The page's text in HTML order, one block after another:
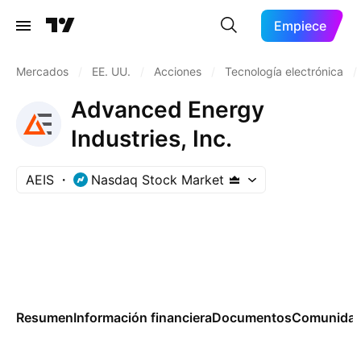
Empiece
Mercados EE. UU. Acciones Tecnología electrónica
Advanced Energy
Industries, Inc.
AEIS Nasdaq Stock Market
ResumenInformación financieraDocumentos